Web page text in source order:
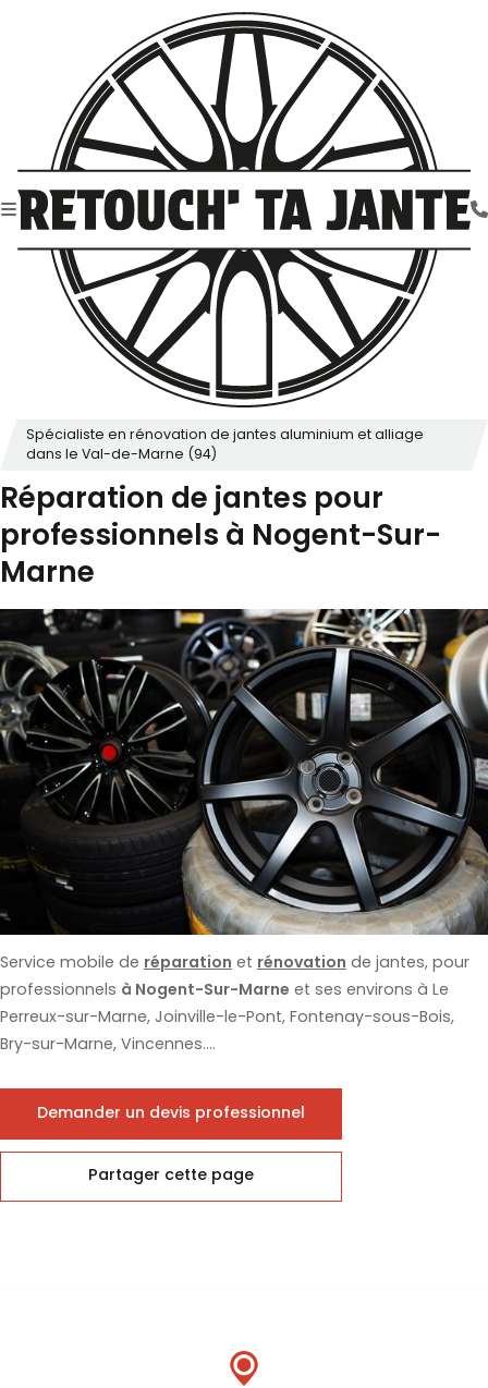
Réparation de jantes pour
professionnels à Nogent-Sur-
Marne
Spécialiste en rénovation de jantes aluminium et alliage
dans le Val-de-Marne (94)
Service mobile de réparationet rénovationde jantes, pour
professionnels à Nogent-Sur-Marne et ses environs à Le
Perreux-sur-Marne, Joinville-le-Pont, Fontenay-sous-Bois,
Bry-sur-Marne, Vincennes....
Demander un devis professionnel
Partager cette page